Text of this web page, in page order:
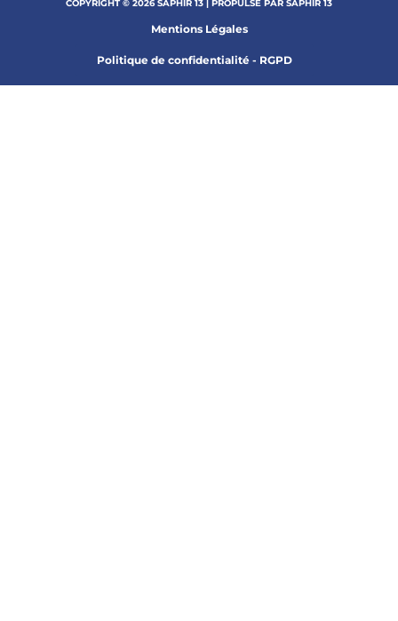
COPYRIGHT © 2026 SAPHIR 13 | PROPULSÉ PAR SAPHIR 13
Mentions Légales
Politique de confidentialité - RGPD